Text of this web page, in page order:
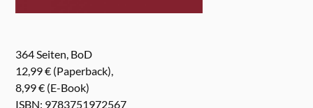
364 Seiten, BoD
12,99 € (Paperback),
8,99 € (E-Book)
ISBN: 9783751972567